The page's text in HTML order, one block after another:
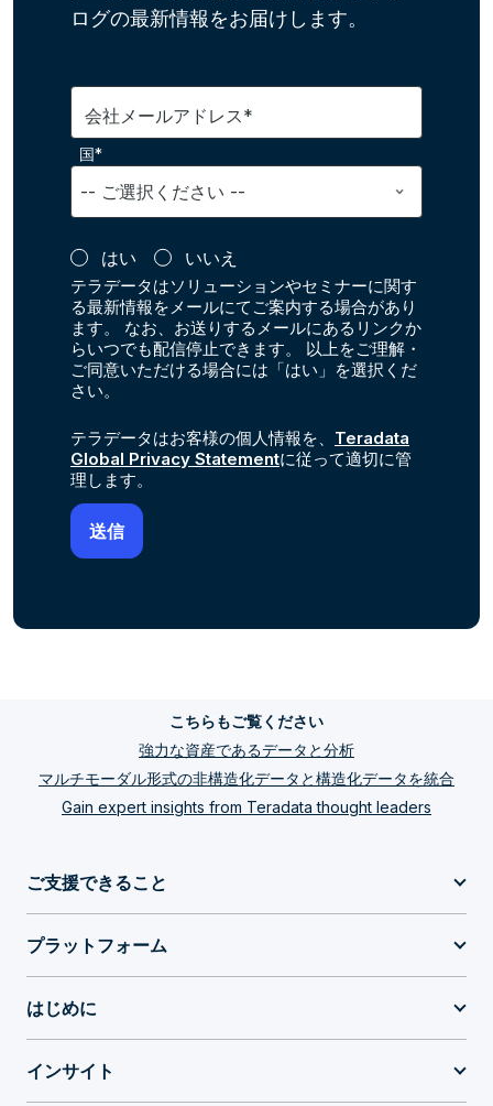
ログの最新情報をお届けします。
会社メールアドレス*
国*
はい いいえ
テラデータはソリューションやセミナーに関す
る最新情報をメールにてご案内する場合があり
ます。 なお、お送りするメールにあるリンクか
らいつでも配信停止できます。 以上をご理解・
ご同意いただける場合には「はい」を選択くだ
さい。
テラデータはお客様の個人情報を、 Teradata
Global Privacy Statementに従って適切に管
理します。
こちらもご覧ください
強力な資産であるデータと分析
マルチモーダル形式の非構造化データと構造化データを統合
Gain expert insights from Teradata thought leaders
ご支援できること
プラットフォーム
はじめに
インサイト